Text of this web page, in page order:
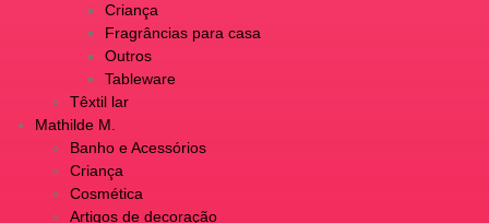
Criança
Fragrâncias para casa
Outros
Tableware
Têxtil lar
Mathilde M.
Banho e Acessórios
Criança
Cosmética
Artigos de decoração